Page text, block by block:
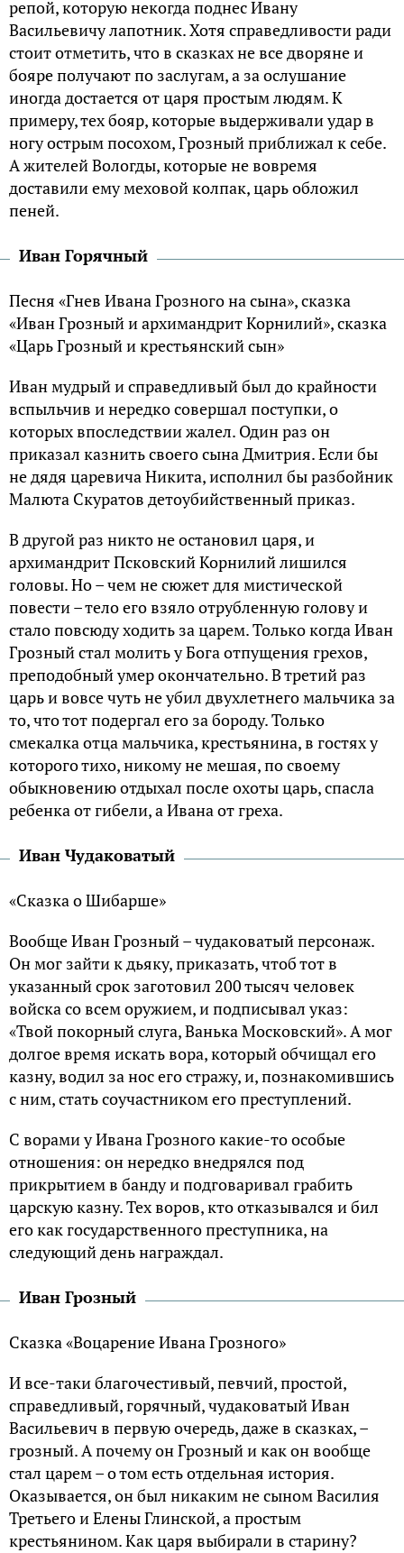
репой, которую некогда поднес Ивану
Васильевичу лапотник. Хотя справедливости ради
стоит отметить, что в сказках не все дворяне и
бояре получают по заслугам, а за ослушание
иногда достается от царя простым людям. К
примеру, тех бояр, которые выдерживали удар в
ногу острым посохом, Грозный приближал к себе.
А жителей Вологды, которые не вовремя
доставили ему меховой колпак, царь обложил
пеней.
Иван Горячный
Песня «Гнев Ивана Грозного на сына», сказка
«Иван Грозный и архимандрит Корнилий», сказка
«Царь Грозный и крестьянский сын»
Иван мудрый и справедливый был до крайности
вспыльчив и нередко совершал поступки, о
которых впоследствии жалел. Один раз он
приказал казнить своего сына Дмитрия. Если бы
не дядя царевича Никита, исполнил бы разбойник
Малюта Скуратов детоубийственный приказ.
В другой раз никто не остановил царя, и
архимандрит Псковский Корнилий лишился
головы. Но – чем не сюжет для мистической
повести – тело его взяло отрубленную голову и
стало повсюду ходить за царем. Только когда Иван
Грозный стал молить у Бога отпущения грехов,
преподобный умер окончательно. В третий раз
царь и вовсе чуть не убил двухлетнего мальчика за
то, что тот подергал его за бороду. Только
смекалка отца мальчика, крестьянина, в гостях у
которого тихо, никому не мешая, по своему
обыкновению отдыхал после охоты царь, спасла
ребенка от гибели, а Ивана от греха.
Иван Чудаковатый
«Сказка о Шибарше»
Вообще Иван Грозный – чудаковатый персонаж.
Он мог зайти к дьяку, приказать, чтоб тот в
указанный срок заготовил 200 тысяч человек
войска со всем оружием, и подписывал указ:
«Твой покорный слуга, Ванька Московский». А мог
долгое время искать вора, который обчищал его
казну, водил за нос его стражу, и, познакомившись
с ним, стать соучастником его преступлений.
С ворами у Ивана Грозного какие-то особые
отношения: он нередко внедрялся под
прикрытием в банду и подговаривал грабить
царскую казну. Тех воров, кто отказывался и бил
его как государственного преступника, на
следующий день награждал.
Иван Грозный
Сказка «Воцарение Ивана Грозного»
И все-таки благочестивый, певчий, простой,
справедливый, горячный, чудаковатый Иван
Васильевич в первую очередь, даже в сказках, –
грозный. А почему он Грозный и как он вообще
стал царем – о том есть отдельная история.
Оказывается, он был никаким не сыном Василия
Третьего и Елены Глинской, а простым
крестьянином. Как царя выбирали в старину?